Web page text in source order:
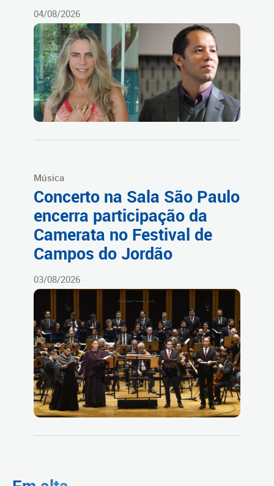
04/08/2026
Música
Concerto na Sala São Paulo
encerra participação da
Camerata no Festival de
Campos do Jordão
03/08/2026